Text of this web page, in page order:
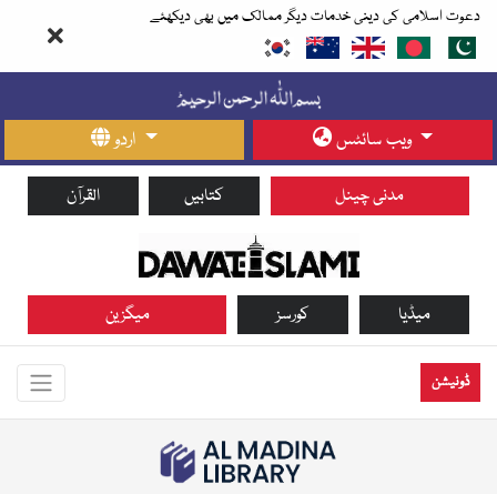
دعوت اسلامی کی دینی خدمات دیگر ممالک میں بھی دیکھئے
اردو ویب سائٹس
القرآن کتابیں مدنی چینل
میگزین کورسز میڈیا
ڈونیشن